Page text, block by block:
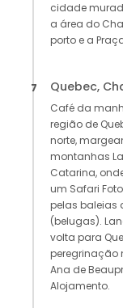
cidade
a área do
porto e a
7 Quebec,
Café da
região de
norte,
montanhas
Catarina,
um Safari
pelas baleias
(belugas).
volta para
peregrinação
Ana de
Alojamento.